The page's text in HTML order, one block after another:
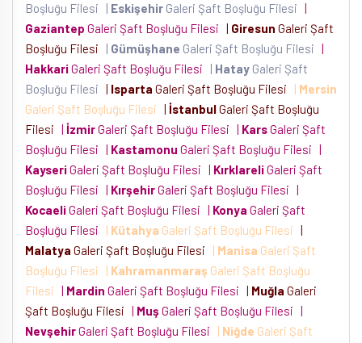
Boşluğu Filesi
| Eskişehir Galeri Şaft Boşluğu Filesi |
Gaziantep Galeri Şaft Boşluğu Filesi | Giresun Galeri Şaft
Boşluğu Filesi
| Gümüşhane Galeri Şaft Boşluğu Filesi |
HakkariGaleri Şaft Boşluğu Filesi | Hatay Galeri Şaft
Boşluğu Filesi | Isparta Galeri Şaft Boşluğu Filesi | Mersin
Galeri Şaft Boşluğu Filesi | İstanbulGaleri Şaft Boşluğu
Filesi | İzmirGaleri Şaft Boşluğu Filesi | KarsGaleri Şaft
Boşluğu Filesi | Kastamonu Galeri Şaft Boşluğu Filesi |
KayseriGaleri Şaft Boşluğu Filesi | KırklareliGaleri Şaft
Boşluğu Filesi | KırşehirGaleri Şaft Boşluğu Filesi |
KocaeliGaleri Şaft Boşluğu Filesi | Konya Galeri Şaft
Boşluğu Filesi
| Kütahya Galeri Şaft Boşluğu Filesi |
Malatya Galeri Şaft Boşluğu Filesi | Manisa Galeri Şaft
Boşluğu Filesi
| Kahramanmaraş Galeri Şaft Boşluğu
Filesi | Mardin Galeri Şaft Boşluğu Filesi | Muğla Galeri
Şaft Boşluğu Filesi | Muş Galeri Şaft Boşluğu Filesi |
NevşehirGaleri Şaft Boşluğu Filesi | Niğde Galeri Şaft